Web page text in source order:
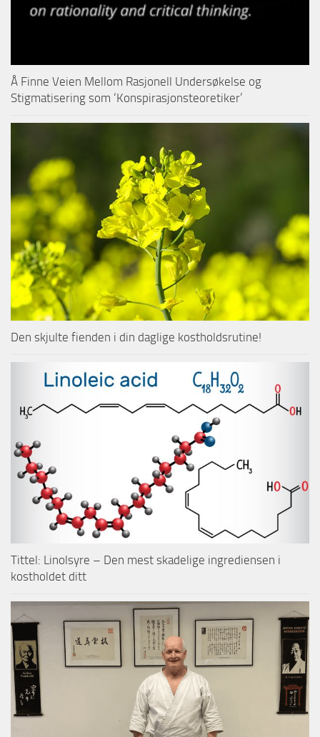
Å Finne Veien Mellom Rasjonell Undersøkelse og
Stigmatisering som ‘Konspirasjonsteoretiker’
Den skjulte fienden i din daglige kostholdsrutine!
Tittel: Linolsyre – Den mest skadelige ingrediensen i
kostholdet ditt